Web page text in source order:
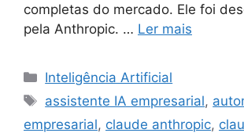
completas do mercado. Ele foi
pela Anthropic. … Ler mais
Categorias
Inteligência Artificial
Tags
assistente IA empresarial,
empresarial, claude anthropic,